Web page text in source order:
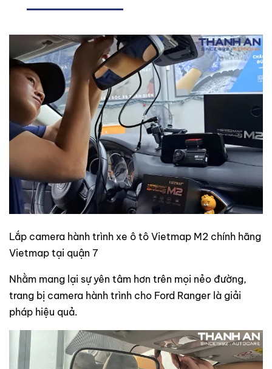
Lắp camera hành trình xe ô tô Vietmap M2 chính hãng
Vietmap tại quận 7
Nhằm mang lại sự yên tâm hơn trên mọi nẻo đường,
trang bị camera hành trình cho Ford Ranger là giải
pháp hiệu quả.